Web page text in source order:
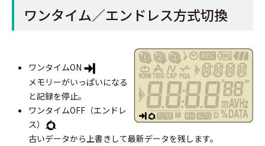
ワンタイム／エンドレス方式切換
ワンタイムON
メモリーがいっぱいになる
と記録を停止。
ワンタイムOFF（エンドレ
ス）
古いデータから上書きして最新データを残します。